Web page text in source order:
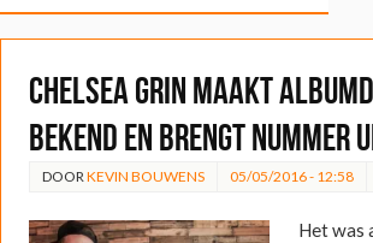
Chelsea grin maakt
bekend en brengt nummer
DOOR KEVIN BOUWENS 05/05/2016 - 12:58
Het was